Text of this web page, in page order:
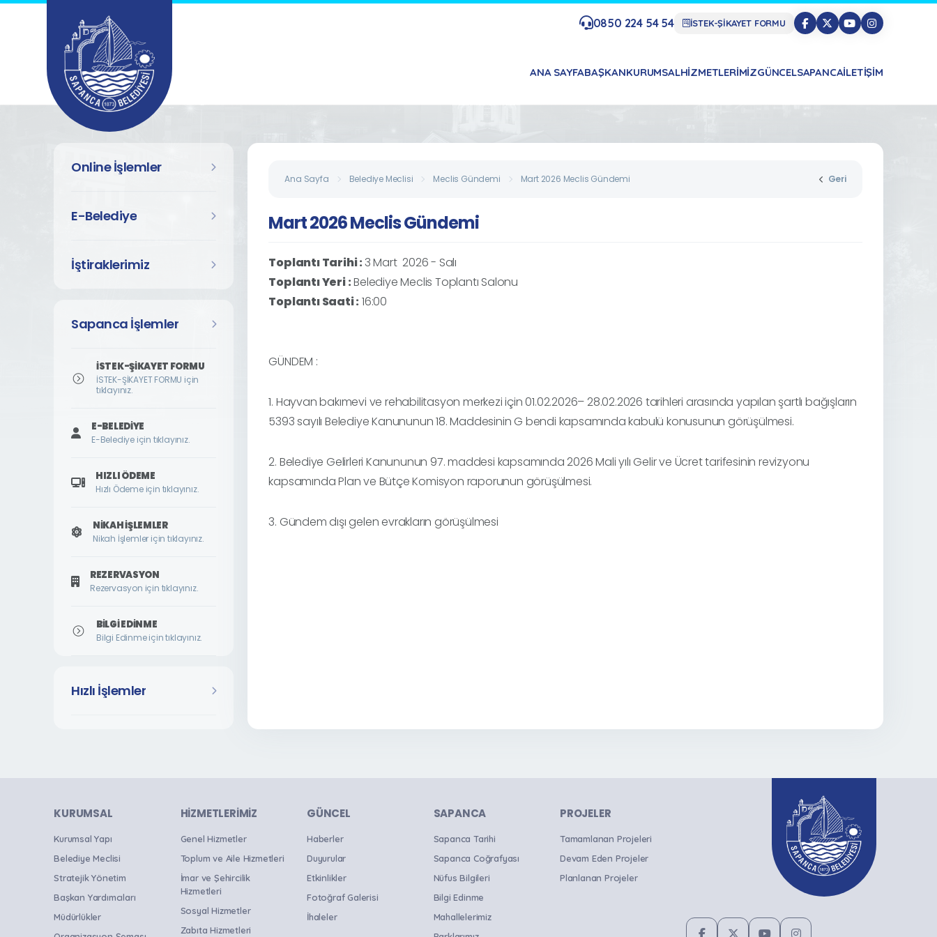
0850 224 54 54 İSTEK-ŞİKAYET FORMU
ANA SAYFABAŞKANKURUMSALHIZMETLERIMIZGÜNCELSAPANCAİLETIŞIM
Online İşlemler
E-Belediye
İştiraklerimiz
Sapanca İşlemler
İSTEK-ŞİKAYET FORMU
İSTEK-ŞİKAYET FORMU için
tıklayınız.
E-BELEDIYE
E-Belediye için tıklayınız.
HIZLI ÖDEME
Hızlı Ödeme için tıklayınız.
NIKAH İŞLEMLER
Nikah İşlemler için tıklayınız.
REZERVASYON
Rezervasyon için tıklayınız.
BILGI EDINME
Bilgi Edinme için tıklayınız.
Hızlı İşlemler
Ana Sayfa Belediye Meclisi Meclis Gündemi Mart 2026 Meclis Gündemi Geri
Mart 2026 Meclis Gündemi
Toplantı Tarihi :3 Mart 2026 - Salı
Toplantı Yeri :Belediye Meclis Toplantı Salonu
Toplantı Saati : 16:00
GÜNDEM :
1. Hayvan bakımevi ve rehabilitasyon merkezi için 01.02.2026– 28.02.2026 tarihleri arasında yapılan şartlı bağışların
5393 sayılı Belediye Kanununun 18. Maddesinin G bendi kapsamında kabulü konusunun görüşülmesi.
2. Belediye Gelirleri Kanununun 97. maddesi kapsamında 2026 Mali yılı Gelir ve Ücret tarifesinin revizyonu
kapsamında Plan ve Bütçe Komisyon raporunun görüşülmesi.
3. Gündem dışı gelen evrakların görüşülmesi
KURUMSAL
Kurumsal Yapı
Belediye Meclisi
Stratejik Yönetim
Başkan Yardımcıları
Müdürlükler
HIZMETLERIMIZ
Genel Hizmetler
Toplum ve Aile Hizmetleri
İmar ve Şehircilik
Hizmetleri
Sosyal Hizmetler
Zabıta Hizmetleri
GÜNCEL
Haberler
Duyurular
Etkinlikler
Fotoğraf Galerisi
İhaleler
SAPANCA
Sapanca Tarihi
Sapanca Coğrafyası
Nüfus Bilgileri
Bilgi Edinme
Mahallelerimiz
PROJELER
Tamamlanan Projeleri
Devam Eden Projeler
Planlanan Projeler